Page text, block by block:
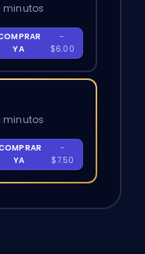
minutos
YA
-
$6.00
minutos
YA
-
$7.50